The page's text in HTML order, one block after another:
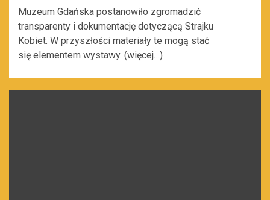
Muzeum Gdańska postanowiło zgromadzić
transparenty i dokumentację dotyczącą Strajku
Kobiet. W przyszłości materiały te mogą stać
się elementem wystawy. (więcej…)